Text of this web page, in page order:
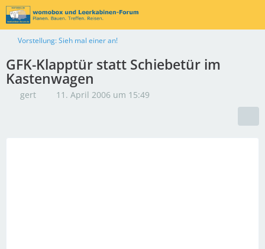
Vorstellung: Sieh mal einer an!
GFK-Klapptür statt Schiebetür im
Kastenwagen
gert 11. April 2006 um 15:49